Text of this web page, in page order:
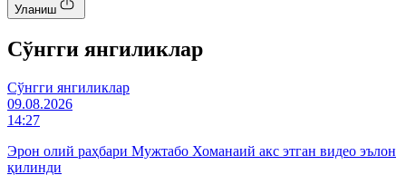
Уланиш
Cўнгги янгиликлар
Cўнгги янгиликлар
09.08.2026
14:27
Эрон олий раҳбари Мужтабо Хоманаий акс этган видео эълон
қилинди